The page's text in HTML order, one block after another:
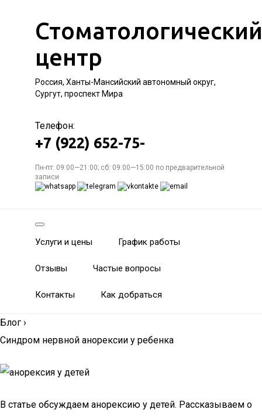
Стоматологический
центр
Россия, Ханты-Мансийский автономный округ,
Сургут, проспект Мира
Телефон:
+7 (922) 652-75-
Пн-пт: 09:00—21:00; сб: 09:00—15:00 по предварительной
записи
Услуги и цены График работы
Отзывы Частые вопросы
Контакты Как добраться
Блог ›
Синдром нервной анорексии у ребенка
В статье обсуждаем анорексию у детей. Рассказываем о